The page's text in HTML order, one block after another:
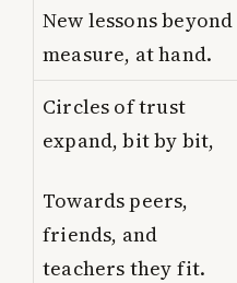
New lessons beyond
measure, at hand.
Circles of trust
expand, bit by bit,
Towards peers,
friends, and
teachers they fit.